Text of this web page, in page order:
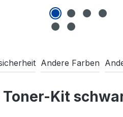
Andere Farben
Kit